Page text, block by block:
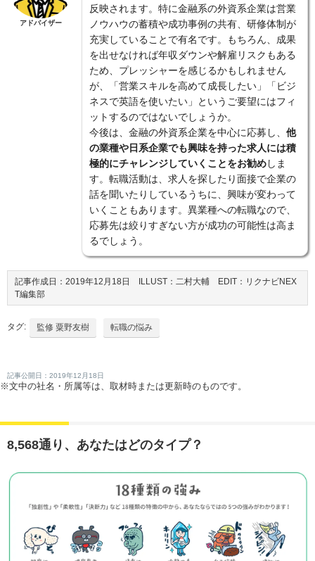
アドバイザー
反映されます。特に金融系の外資系企業は営業
ノウハウの蓄積や成功事例の共有、研修体制が
充実していることで有名です。もちろん、成果
を出せなければ年収ダウンや解雇リスクもある
ため、プレッシャーを感じるかもしれません
が、「営業スキルを高めて成長したい」「ビジ
ネスで英語を使いたい」というご要望にはフィ
ットするのではないでしょうか。
今後は、金融の外資系企業を中心に応募し、 他
の業種や日系企業でも興味を持った求人には積
極的にチャレンジしていくことをお勧めしま
す。転職活動は、求人を探したり面接で企業の
話を聞いたりしているうちに、興味が変わって
いくこともあります。異業種への転職なので、
応募先は絞りすぎない方が成功の可能性は高ま
るでしょう。
記事作成日：2019年12月18日 ILLUST：二村大輔 EDIT：リクナビNEX
T編集部
タグ: 監修 粟野友樹 転職の悩み
記事公開日：2019年12月18日
※文中の社名・所属等は、取材時または更新時のものです。
8,568通り、あなたはどのタイプ？